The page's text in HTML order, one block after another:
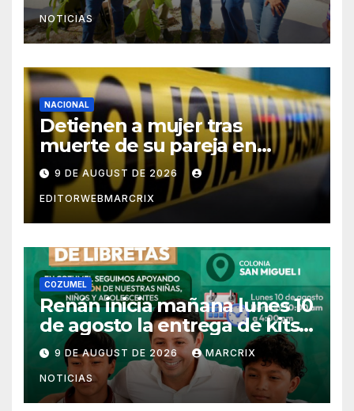
NOTICIAS
NACIONAL
Detienen a mujer tras
muerte de su pareja en
Saltillo
9 DE AUGUST DE 2026
EDITORWEBMARCRIX
COZUMEL
Renán inicia mañana lunes 10
de agosto la entrega de kits
escolares en Cozumel
9 DE AUGUST DE 2026 MARCRIX
NOTICIAS